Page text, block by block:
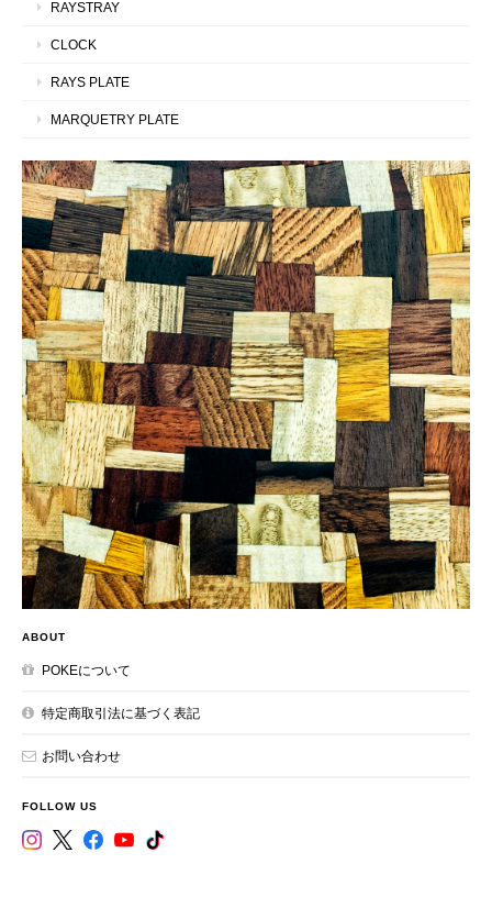
RAYSTRAY
CLOCK
RAYS PLATE
MARQUETRY PLATE
ABOUT
POKEについて
特定商取引法に基づく表記
お問い合わせ
FOLLOW US